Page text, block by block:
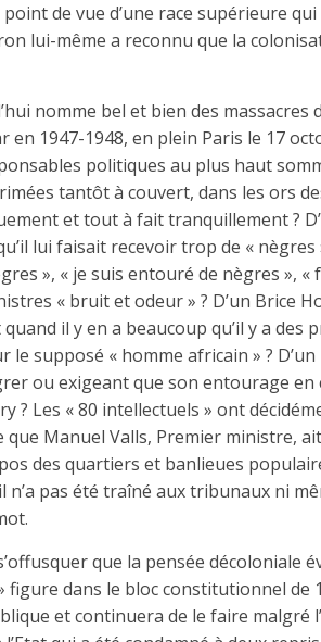
de vue d’une race supérieure
lui-même a reconnu que la
nomme bel et bien des massacres
1947-1948, en plein Paris le 17
politiques au plus haut
tantôt à couvert, dans les ors
et tout à fait tranquillement ?
lui faisait recevoir trop de « nègres
», « je suis entouré de nègres »,
« bruit et odeur » ? D’un Brice
il y en a beaucoup qu’il y a des
supposé « homme africain » ?
ou exigeant que son entourage
? Les « 80 intellectuels » ont
Manuel Valls, Premier ministre,
des quartiers et banlieues
n’a pas été traîné aux tribunaux ni
que la pensée décoloniale
figure dans le bloc constitutionnel de
et continuera de le faire malgré